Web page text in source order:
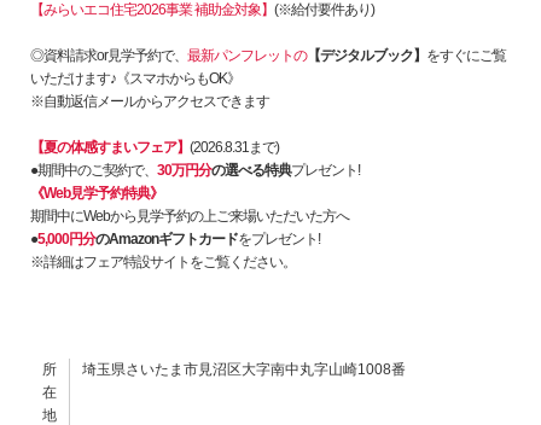
【みらいエコ住宅2026事業 補助金対象】 (※給付要件あり)
◎資料請求or見学予約で、 最新パンフレットの【デジタルブック】 をすぐにご覧
いただけます♪《スマホからもOK》
※自動返信メールからアクセスできます
【夏の体感すまいフェア】 (2026.8.31まで)
●期間中のご契約で、 30万円分の選べる特典プレゼント!
《Web見学予約特典》
期間中にWebから見学予約の上ご来場いただいた方へ
●5,000円分のAmazonギフトカードをプレゼント!
※詳細はフェア特設サイトをご覧ください。
所
在
地
埼玉県さいたま市見沼区大字南中丸字山崎1008番